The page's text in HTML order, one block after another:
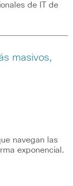
de IT de
masivos,
navegan las
exponencial.